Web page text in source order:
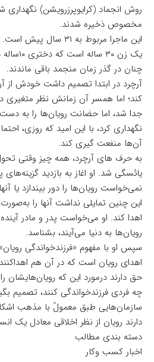
روش انجماد (کرایوپرزرویشن)
مخصوص ذخیره شدند.
این ماجرا مربوط به ۳۱
چنان در گذر زمان منجمد باقی ماندند.
آرچرد در ابتدا تصمیم داشت خودش از
کند؛ اما همسر آن زمانش نظر متغیری
جدا شد، اما حضانت رویان‌ها را به دست
نگهداری کرد، با این امید که روزی،
آن‌ها منفعت گیری کند.
به حرف های آرچرد، همه چیز وقتی
یائسگی شد. او اغاز به بازدید
نمی‌خواست رویان‌ها را دور بیندازد یا
این چنین تمایلی نداشت آنها را
اهدا کند. او می‌خواست پدر و مادر آینده
رویان‌ها به دنیا می‌آیند، بشناسد.
سپس او با مفهوم «فرزندخواندگی
اهدای رویان است که در آن هم
حق دارند درمورد این که رویان‌هایشان
چه فردی فرزندخواندگی کنند، تصمیم
سازمان‌هایی طبق معمولً با مذهب
دارند رویان از نظر اخلاقی معادل یک
دسته بندی مطالب
اخبار کسب وکار